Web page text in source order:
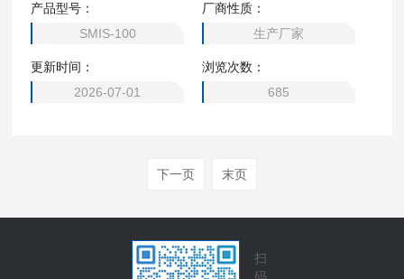
充满能量和活力。
产品型号：
SMIS-100
厂商性质：
生产厂家
更新时间：
2026-07-01
浏览次数：
685
下一页 末页
扫